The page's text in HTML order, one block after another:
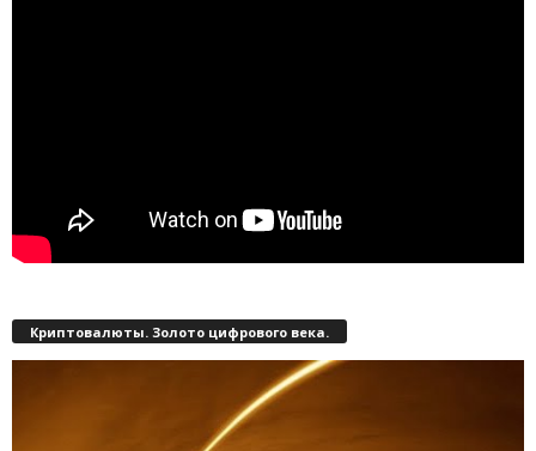
Криптовалюты. Золото цифрового века.